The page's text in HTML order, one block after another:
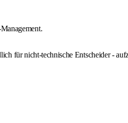
für nicht-technische Entscheider -